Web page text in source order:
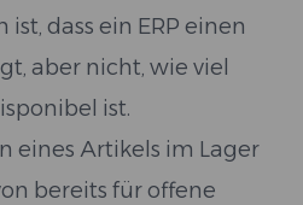
dass ein ERP einen
aber nicht, wie viel
ist.
eines Artikels im Lager
bereits für offene